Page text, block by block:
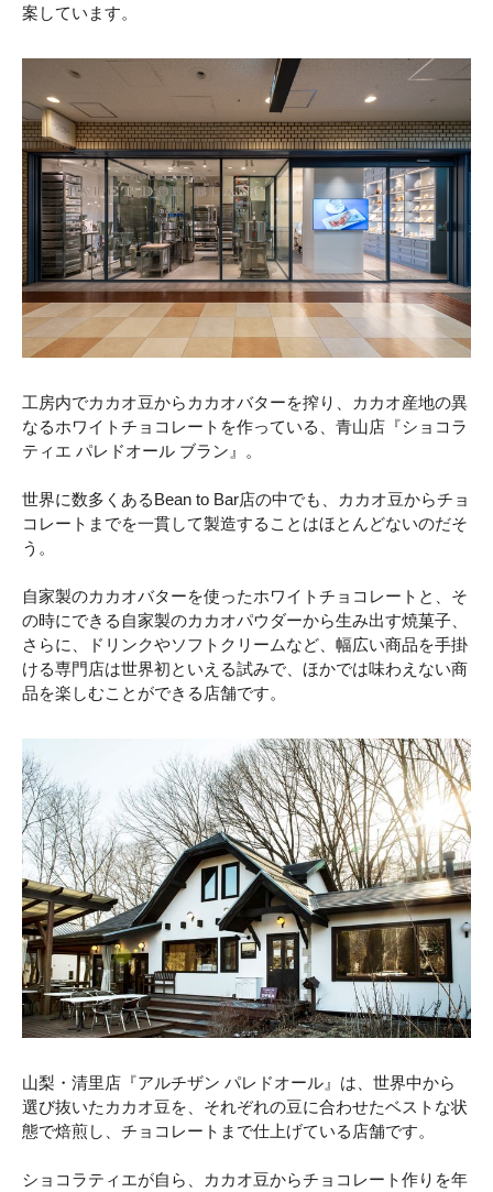
案しています。
工房内でカカオ豆からカカオバターを搾り、カカオ産地の異
なるホワイトチョコレートを作っている、青山店『ショコラ
ティエ パレドオール ブラン』。
世界に数多くあるBean to Bar店の中でも、カカオ豆からチョ
コレートまでを一貫して製造することはほとんどないのだそ
う。
自家製のカカオバターを使ったホワイトチョコレートと、そ
の時にできる自家製のカカオパウダーから生み出す焼菓子、
さらに、ドリンクやソフトクリームなど、幅広い商品を手掛
ける専門店は世界初といえる試みで、ほかでは味わえない商
品を楽しむことができる店舗です。
山梨・清里店『アルチザン パレドオール』は、世界中から
選び抜いたカカオ豆を、それぞれの豆に合わせたベストな状
態で焙煎し、チョコレートまで仕上げている店舗です。
ショコラティエが自ら、カカオ豆からチョコレート作りを年